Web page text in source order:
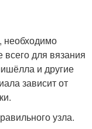
необходимо
для вязания
и другие
зависит от
узла.